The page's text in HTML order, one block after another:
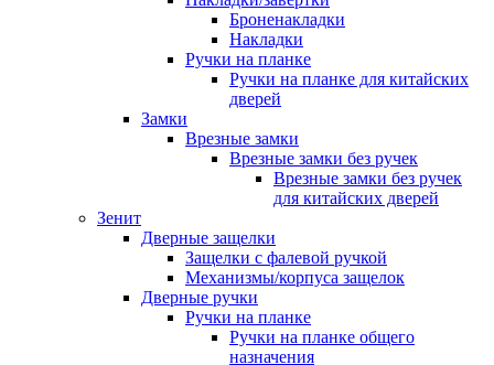
Броненакладки
Накладки
Ручки на планке
Ручки на планке для китайских
дверей
Замки
Врезные замки
Врезные замки без ручек
Врезные замки без ручек
для китайских дверей
Зенит
Дверные защелки
Защелки с фалевой ручкой
Механизмы/корпуса защелок
Дверные ручки
Ручки на планке
Ручки на планке общего
назначения